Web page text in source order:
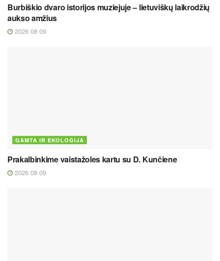
Burbiškio dvaro istorijos muziejuje – lietuviškų laikrodžių
aukso amžius
2026 08 09
GAMTA IR EKOLOGIJA
Prakalbinkime vaistažoles kartu su D. Kunčiene
2026 08 09